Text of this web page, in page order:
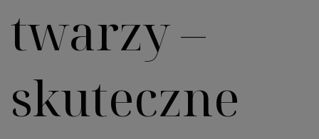
twarzy –
skuteczne